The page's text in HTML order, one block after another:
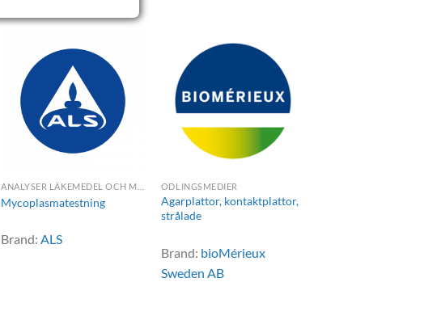
Mycoplasmatestning
Brand:ALS
ODLINGSMEDIER
Agarplattor, kontaktplattor,
strålade
Brand: bioMérieux
Sweden AB